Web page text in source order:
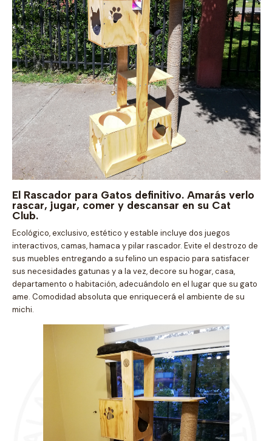
El Rascador para Gatos definitivo. Amarás verlo
rascar, jugar, comer y descansar en su Cat
Club.
Ecológico, exclusivo, estético y estable incluye dos juegos
interactivos, camas, hamaca y pilar rascador. Evite el destrozo de
sus muebles entregando a su felino un espacio para satisfacer
sus necesidades gatunas y a la vez, decore su hogar, casa,
departamento o habitación, adecuándolo en el lugar que su gato
ame. Comodidad absoluta que enriquecerá el ambiente de su
michi.